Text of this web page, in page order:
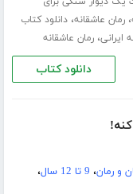
،رمان عاشقانه،دانلود کتاب
ایرانی،رمان عاشقانه
دانلود کتاب
و رمان، 9 تا 12 سال
،